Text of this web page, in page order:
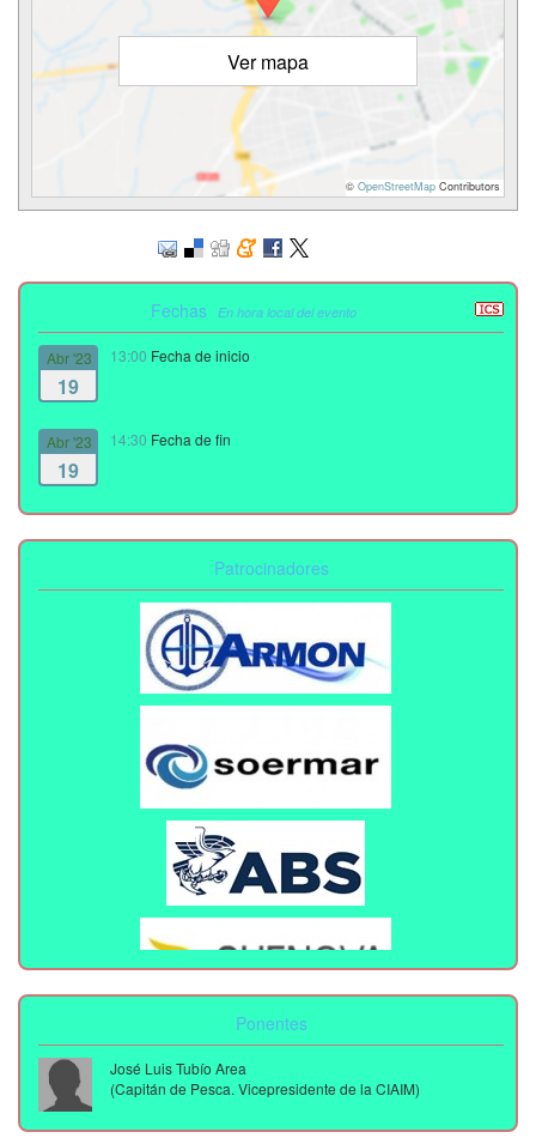
Ver mapa
© OpenStreetMap Contributors
Fechas En hora local del evento
Abr '23
19
13:00 Fecha de inicio
Abr '23
19
14:30 Fecha de fin
Patrocinadores
Ponentes
José Luis Tubío Area
(Capitán de Pesca. Vicepresidente de la CIAIM)